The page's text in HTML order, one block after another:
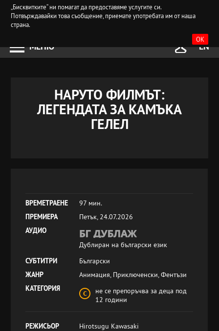
„Бисквитките“ ни помагат да предоставяме услугите си.
Потвърждавайки това съобщение, приемате употребата им от наша
страна.
OK
МЕНЮ EN
НАРУТО ФИЛМЪТ:
ЛЕГЕНДАТА ЗА КАМЪКА
ГЕЛЕЛ
ВРЕМЕТРАЕНЕ
97 мин.
ПРЕМИЕРА
Петък, 24.07.2026
АУДИО
Дублиран на български език
СУБТИТРИ
Български
ЖАНР
Анимация, Приключенски, Фентъзи
КАТЕГОРИЯ
не се препоръчва за деца под
12 години
РЕЖИСЬОР
Hirotsugu Kawasaki